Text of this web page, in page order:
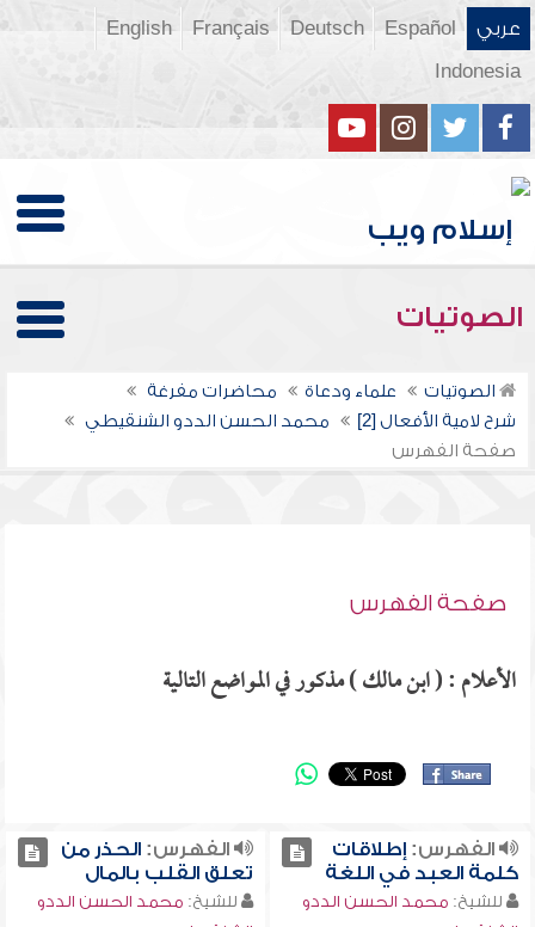
عربي Español
Deutsch
Français
English
Indonesia
الصوتيات
الصوتيات علماء ودعاة
محاضرات مفرغة
شرح لامية الأفعال [2]
محمد الحسن الددو الشنقيطي
صفحة الفهرس
صفحة الفهرس
الأعلام : ( ابن مالك ) مذكور في المواضع التالية
الفهرس:إطلاقات
كلمة العبد في اللغة
للشيخ: محمد الحسن الددو
الفهرس:الحذر من
تعلق القلب بالمال
للشيخ: محمد الحسن الددو